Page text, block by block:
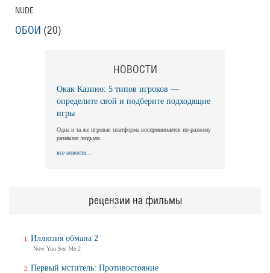
NUDE
ОБОИ (20)
НОВОСТИ
Окак Казино: 5 типов игроков —
определите свой и подберите подходящие
игры
Одна и та же игровая платформа воспринимается по-разному
разными людьми.
все новости...
рецензии на фильмы
Иллюзия обмана 2
Now You See Me 2
Первый мститель: Противостояние